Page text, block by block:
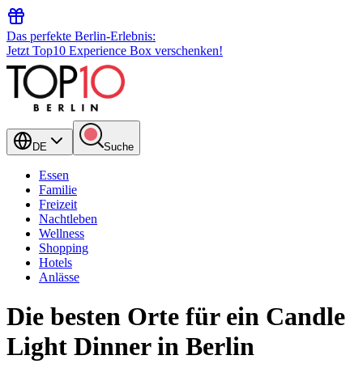
Das perfekte Berlin-Erlebnis:
Jetzt Top10 Experience Box verschenken!
DE Suche
Essen
Familie
Freizeit
Nachtleben
Wellness
Shopping
Hotels
Anlässe
Die besten Orte für ein Candle
Light Dinner in Berlin